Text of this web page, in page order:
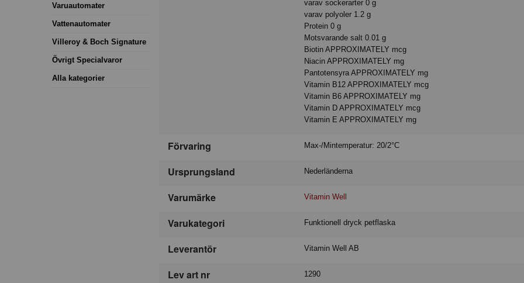
Varuautomater
Vattenautomater
Villeroy & Boch Signature
Övrigt Specialvaror
Alla kategorier
varav sockerarter 0 g
varav polyoler 1.2 g
Protein 0 g
Motsvarande salt 0.01 g
Biotin APPROXIMATELY mcg
Niacin APPROXIMATELY mg
Pantotensyra APPROXIMATELY mg
Vitamin B12 APPROXIMATELY mcg
Vitamin B6 APPROXIMATELY mg
Vitamin D APPROXIMATELY mcg
Vitamin E APPROXIMATELY mg
Förvaring Max-/Mintemperatur: 20/2°C
Ursprungsland Nederländerna
Varumärke Vitamin Well
Varukategori Funktionell dryck petflaska
Leverantör Vitamin Well AB
Lev art nr 1290